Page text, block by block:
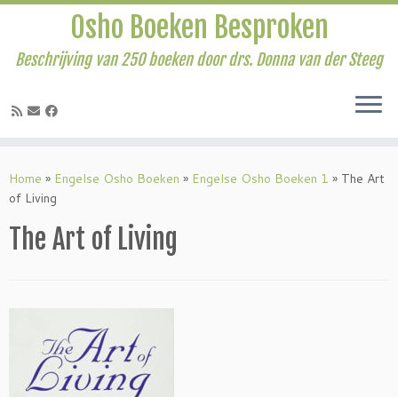
naar
inhoud
Osho Boeken Besproken
Beschrijving van 250 boeken door drs. Donna van der Steeg
Home » Engelse Osho Boeken » Engelse Osho Boeken 1 » The Art
of Living
The Art of Living